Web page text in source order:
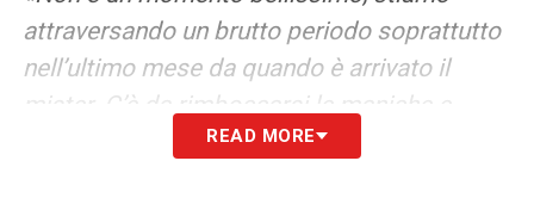
attraversando un brutto periodo soprattutto
nell’ultimo mese da quando è arrivato il
mister. C’è da rimboccarsi le maniche e
vincere più partite possibili da qui alla fine
READ MORE